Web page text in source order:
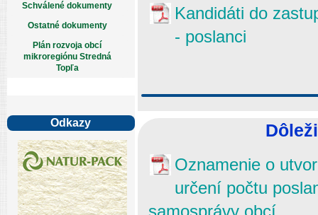
Schválené dokumenty
Ostatné dokumenty
Plán rozvoja obcí
mikroregiónu Stredná
Topľa
Odkazy
Kandidáti do
- poslanci
Oznamenie o
určení počtu
samosprávy obcí